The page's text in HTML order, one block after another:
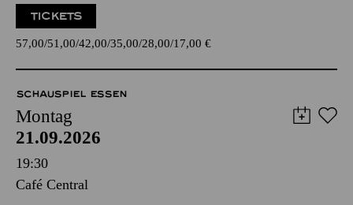
TICKETS
57,00 51,00 42,00 35,00 28,00 17,00 €
SCHAUSPIEL ESSEN
Montag
21.09.2026
19:30
Café Central